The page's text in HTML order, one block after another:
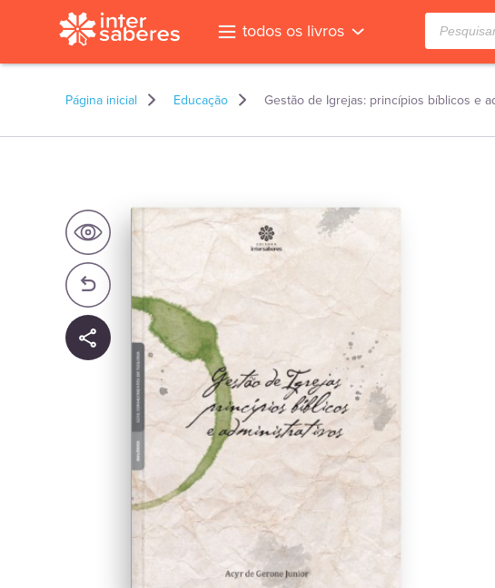
todos os livros
Pesquisar
produtos
Página inicial Educação Gestão de Igrejas: princípios bíblicos e